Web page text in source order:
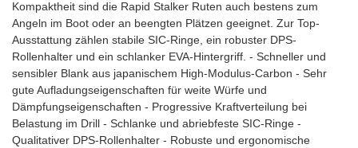
Kompaktheit sind die Rapid Stalker Ruten auch bestens zum
Angeln im Boot oder an beengten Plätzen geeignet. Zur Top-
Ausstattung zählen stabile SIC-Ringe, ein robuster DPS-
Rollenhalter und ein schlanker EVA-Hintergriff. - Schneller und
sensibler Blank aus japanischem High-Modulus-Carbon - Sehr
gute Aufladungseigenschaften für weite Würfe und
Dämpfungseigenschaften - Progressive Kraftverteilung bei
Belastung im Drill - Schlanke und abriebfeste SIC-Ringe -
Qualitativer DPS-Rollenhalter - Robuste und ergonomische